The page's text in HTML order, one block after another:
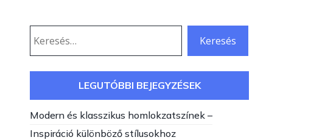
LEGUTÓBBI BEJEGYZÉSEK
Modern és klasszikus homlokzatszínek –
Inspiráció különböző stílusokhoz